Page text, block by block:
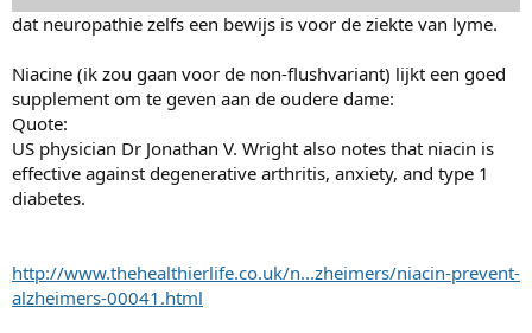
dat neuropathie zelfs een bewijs is voor de ziekte van lyme.
Niacine (ik zou gaan voor de non-flushvariant) lijkt een goed
supplement om te geven aan de oudere dame:
Quote:
US physician Dr Jonathan V. Wright also notes that niacin is
effective against degenerative arthritis, anxiety, and type 1
diabetes.
http://www.thehealthierlife.co.uk/n...zheimers/niacin-prevent-
alzheimers-00041.html